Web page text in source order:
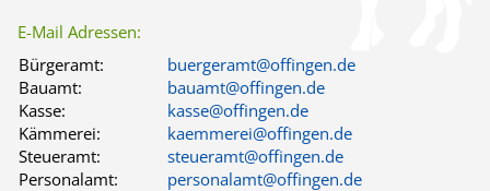
E-Mail Adressen:
Bürgeramt:
buergeramt@offingen.de
Bauamt:
bauamt@offingen.de
Kasse:
kasse@offingen.de
Kämmerei:
kaemmerei@offingen.de
Steueramt:
steueramt@offingen.de
Personalamt:
personalamt@offingen.de